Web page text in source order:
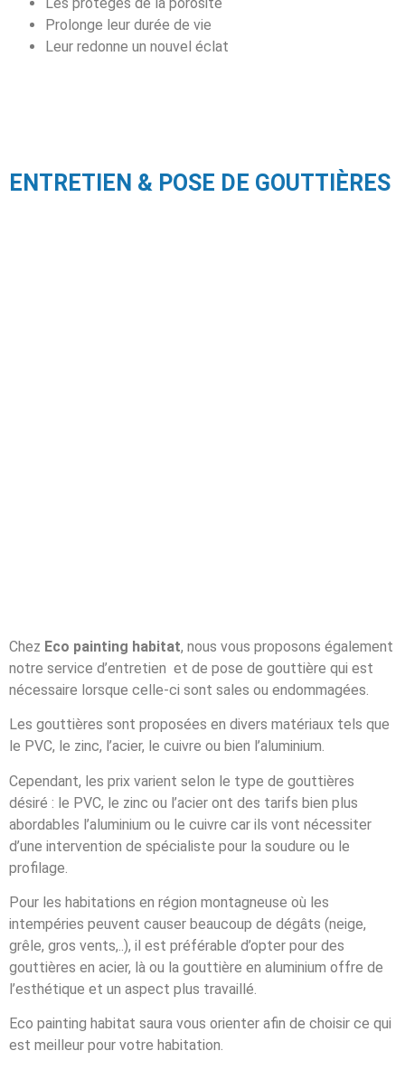
Les protèges de la porosité
Prolonge leur durée de vie
Leur redonne un nouvel éclat
ENTRETIEN & POSE DE GOUTTIÈRES
Chez Eco painting habitat, nous vous proposons également
notre service d’entretien et de pose de gouttière qui est
nécessaire lorsque celle-ci sont sales ou endommagées.
Les gouttières sont proposées en divers matériaux tels que
le PVC, le zinc, l’acier, le cuivre ou bien l’aluminium.
Cependant, les prix varient selon le type de gouttières
désiré : le PVC, le zinc ou l’acier ont des tarifs bien plus
abordables l’aluminium ou le cuivre car ils vont nécessiter
d’une intervention de spécialiste pour la soudure ou le
profilage.
Pour les habitations en région montagneuse où les
intempéries peuvent causer beaucoup de dégâts (neige,
grêle, gros vents,..), il est préférable d’opter pour des
gouttières en acier, là ou la gouttière en aluminium offre de
l’esthétique et un aspect plus travaillé.
Eco painting habitat saura vous orienter afin de choisir ce qui
est meilleur pour votre habitation.